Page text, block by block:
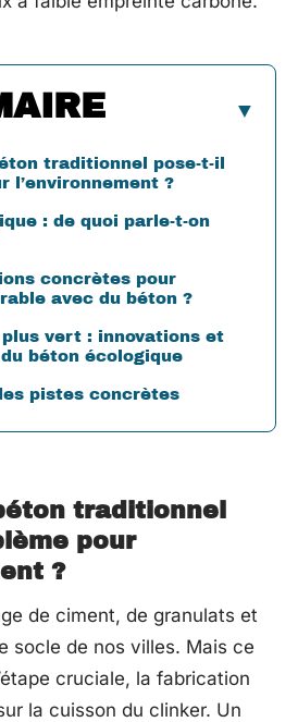
traditionnel pose-t-il
l’environnement ?
: de quoi parle-t-on
concrètes pour
avec du béton ?
vert : innovations et
béton écologique
pistes concrètes
traditionnel
pour
?
de ciment, de granulats et
socle de nos villes. Mais ce
cruciale, la fabrication
la cuisson du clinker. Un